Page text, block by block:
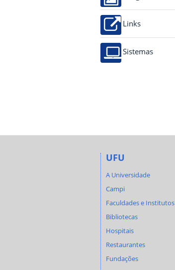
Links
Sistemas
UFU
A Universidade
Campi
Faculdades e Institutos
Bibliotecas
Hospitais
Restaurantes
Fundações